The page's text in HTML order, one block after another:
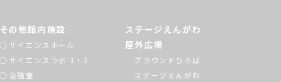
その他館内施設
サイエンスホール
サイエンスラボ 1・2
会議室
ステージえんがわ
屋外広場
グラウンドひろば
ステージえんがわ